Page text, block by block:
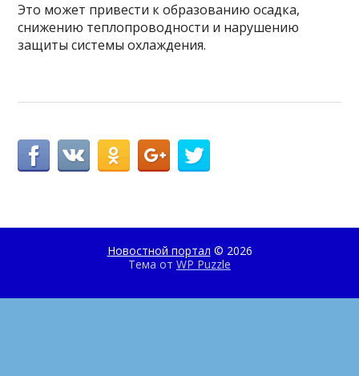
Это может привести к образованию осадка,
снижению теплопроводности и нарушению
защиты системы охлаждения.
Новостной портал © 2026
Тема от WP Puzzle